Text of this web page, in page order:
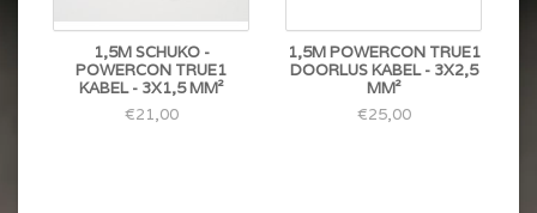
1,5M SCHUKO -
POWERCON TRUE1
KABEL - 3X1,5 MM²
€21,00
1,5M POWERCON TRUE1
DOORLUS KABEL - 3X2,5
MM²
€25,00